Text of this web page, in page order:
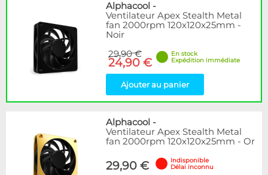
Alphacool -
Ventilateur Apex Stealth Metal
fan 2000rpm 120x120x25mm -
Noir
29,90 €
24,90 €
En stock
Expédition immédiate
Ajouter au panier
Alphacool -
Ventilateur Apex Stealth Metal
fan 2000rpm 120x120x25mm - Or
29,90 €
Indisponible
Délai inconnu